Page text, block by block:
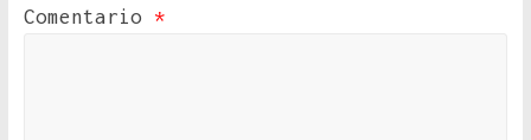
Comentario *